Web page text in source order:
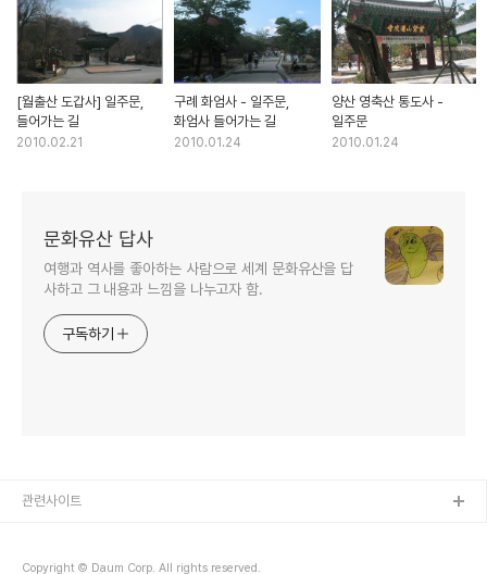
[월출산 도갑사] 일주문,
들어가는 길
2010.02.21
구례 화엄사 - 일주문,
화엄사 들어가는 길
2010.01.24
양산 영축산 통도사 -
일주문
2010.01.24
문화유산 답사
여행과 역사를 좋아하는 사람으로 세계 문화유산을 답
사하고 그 내용과 느낌을 나누고자 함.
구독하기
Copyright © Daum Corp. All rights reserved.
관련사이트